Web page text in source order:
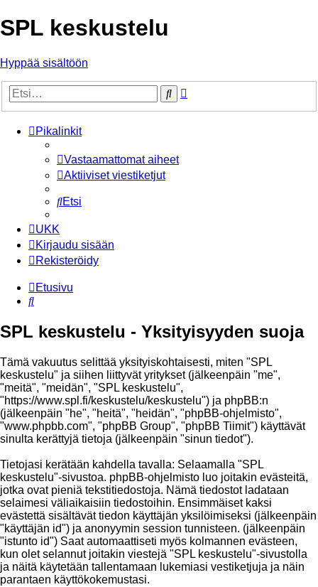
SPL keskustelu
Hyppää sisältöön
Etsi
Pikalinkit
Vastaamattomat aiheet
Aktiiviset viestiketjut
Etsi
UKK
Kirjaudu sisään
Rekisteröidy
Etusivu
Etsi
SPL keskustelu - Yksityisyyden suoja
Tämä vakuutus selittää yksityiskohtaisesti, miten "SPL
keskustelu" ja siihen liittyvät yritykset (jälkeenpäin "me",
"meitä", "meidän", "SPL keskustelu",
"https://www.spl.fi/keskustelu/keskustelu") ja phpBB:n
(jälkeenpäin "he", "heitä", "heidän", "phpBB-ohjelmisto",
"www.phpbb.com", "phpBB Group", "phpBB Tiimit") käyttävät
sinulta kerättyjä tietoja (jälkeenpäin "sinun tiedot").
Tietojasi kerätään kahdella tavalla: Selaamalla "SPL
keskustelu"-sivustoa. phpBB-ohjelmisto luo joitakin evästeitä,
jotka ovat pieniä tekstitiedostoja. Nämä tiedostot ladataan
selaimesi väliaikaisiin tiedostoihin. Ensimmäiset kaksi
evästettä sisältävät tiedon käyttäjän yksilöimiseksi (jälkeenpäin
"käyttäjän id") ja anonyymin session tunnisteen. (jälkeenpäin
"istunto id") Saat automaattiseti myös kolmannen evästeen,
kun olet selannut joitakin viestejä "SPL keskustelu"-sivustolla
ja näitä käytetään tallentamaan lukemiasi vestiketjuja ja näin
parantaen käyttökokemustasi.